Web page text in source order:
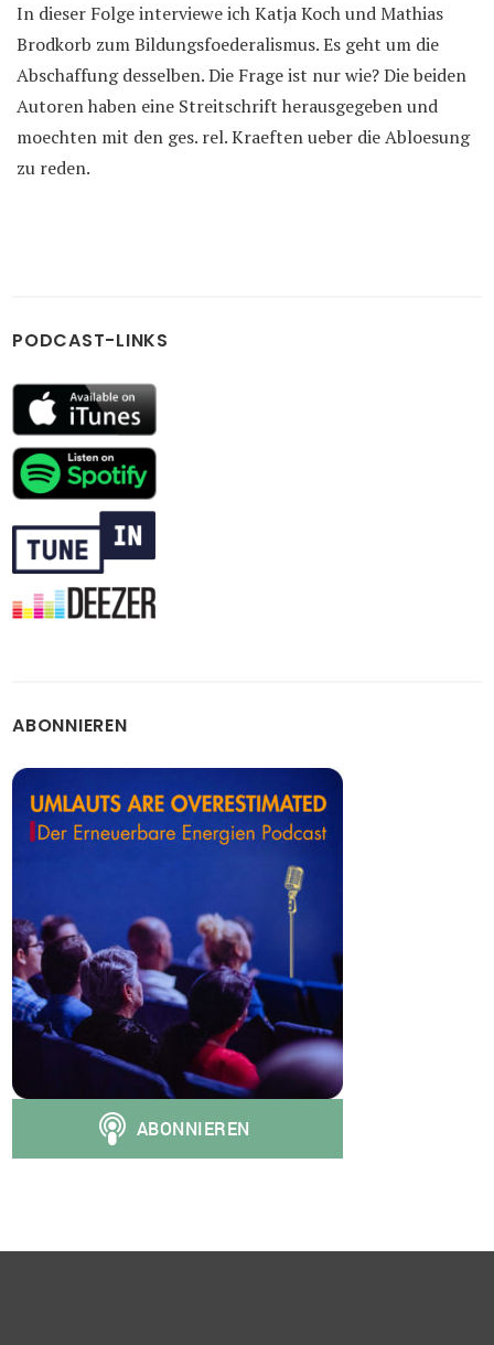
In dieser Folge interviewe ich Katja Koch und Mathias
Brodkorb zum Bildungsfoederalismus. Es geht um die
Abschaffung desselben. Die Frage ist nur wie? Die beiden
Autoren haben eine Streitschrift herausgegeben und
moechten mit den ges. rel. Kraeften ueber die Abloesung
zu reden.
PODCAST-LINKS
ABONNIEREN